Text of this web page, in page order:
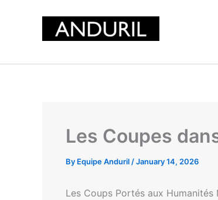
Les Coupes
By Equipe Anduril /January 14, 2026
Les Coups Portés aux Humanités